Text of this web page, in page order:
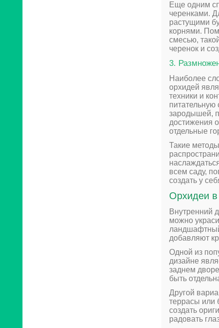
Еще одним
черенками.
растущими
корнями.
смесью,
черенок и
3.
Наиболее
орхидей
техники и
питательную
зародышей,
достижения
отдельные
Такие
всем саду,
создать у
Орхидеи
Внутренний
можно
добавляют
Одной из
дизайне
заднем
быть
Другой
террасы или
создать
радовать